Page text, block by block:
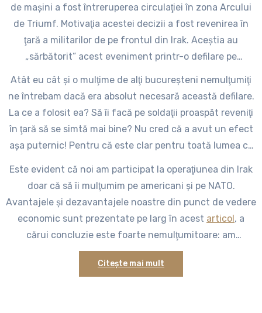
munte? Nu, nici pomeneală!
de maşini a fost întreruperea circulaţiei în zona Arcului
de Triumf. Motivaţia acestei decizii a fost revenirea în
ţară a militarilor de pe frontul din Irak. Aceştia au
„sărbătorit” acest eveniment printr-o defilare pe
militari au fost decoraţi pentru faptele lor de vitejie de
Atât eu cât şi o mulţime de alţi bucureşteni nemulţumiţi
ne întrebam dacă era absolut necesară această defilare.
La ce a folosit ea? Să îi facă pe soldaţii proaspăt reveniţi
în ţară să se simtă mai bine? Nu cred că a avut un efect
aşa puternic! Pentru că este clar pentru toată lumea că
situaţie pe care au uitat-o demult: perspectiva sărăciei.
Sună înfiorător, dar sunt convins că o mare parte dintre
cei care defilau ieri au fost în Irak doar pentru că acolo
se plătea mai bine. Cinic, dar realist!
Este evident că noi am participat la operaţiunea din Irak
doar că să îi mulţumim pe americani şi pe NATO.
Avantajele şi dezavantajele noastre din punct de vedere
economic sunt prezentate pe larg în acest articol , a
cărui concluzie este foarte nemulţumitoare: am
„investit” bani în campania din Irak fără a negocia în
prealabil ceva concret ci doar în speranţa că americanii,
Citește mai mult